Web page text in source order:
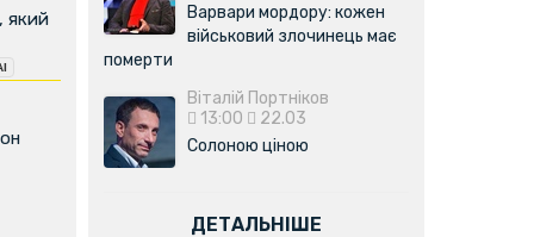
який
Варвари мордору: кожен
військовий злочинець має
померти
Віталій Портніков
13:00
22.03
Солоною ціною
ДЕТАЛЬНІШЕ